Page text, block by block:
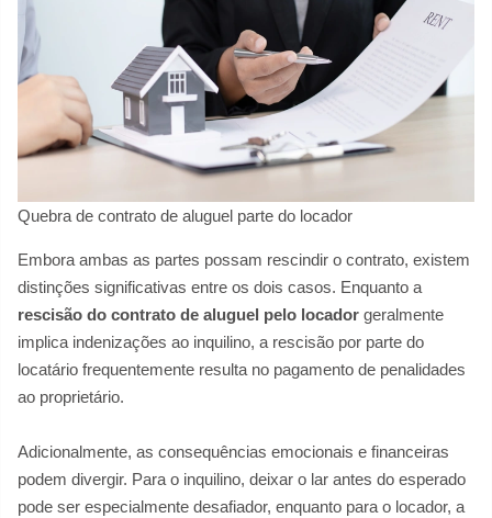
Quebra de contrato de aluguel parte do locador
Embora ambas as partes possam rescindir o contrato, existem
distinções significativas entre os dois casos. Enquanto a
rescisão do contrato de aluguel pelo locador geralmente
implica indenizações ao inquilino, a rescisão por parte do
locatário frequentemente resulta no pagamento de penalidades
ao proprietário.
Adicionalmente, as consequências emocionais e financeiras
podem divergir. Para o inquilino, deixar o lar antes do esperado
pode ser especialmente desafiador, enquanto para o locador, a